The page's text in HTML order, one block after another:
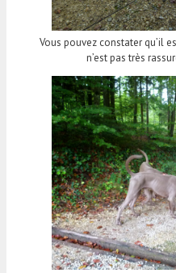
Vous pouvez constater qu’il
n’est pas très